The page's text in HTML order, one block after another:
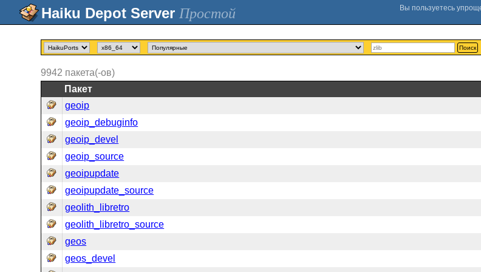
Простой
Поиск
9942 пакета(-ов)
Пакет
geoip
geoip_debuginfo
geoip_devel
geoip_source
geoipupdate
geoipupdate_source
geolith_libretro
geolith_libretro_source
geos
geos_devel